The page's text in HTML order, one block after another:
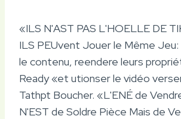
«ILS N'AST PAS L'HOELLE DE
ILS PEUvent Jouer le Même Jeu:
le contenu, reendere leurs
Ready «et utionser le vidéo
Tathpt Boucher. «L'ENÉ de
N'EST de Soldre Pièce Mais de